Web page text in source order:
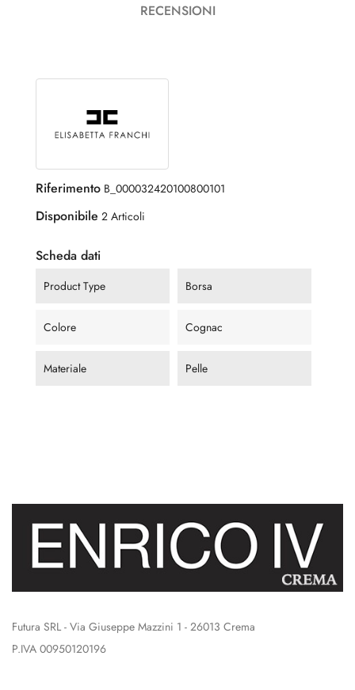
RECENSIONI
Riferimento B_000032420100800101
Disponibile 2 Articoli
Scheda dati
Product Type Borsa
Colore Cognac
Materiale Pelle
Futura SRL - Via Giuseppe Mazzini 1 - 26013 Crema
P.IVA 00950120196